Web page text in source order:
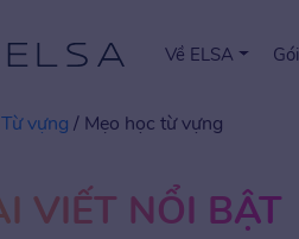
Về ELSA
Từ vựng / Mẹo học từ vựng
VIẾT NỔI BẬT